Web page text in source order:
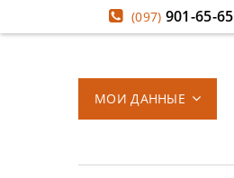
(097) 901-65-65
МОИ ДАННЫЕ